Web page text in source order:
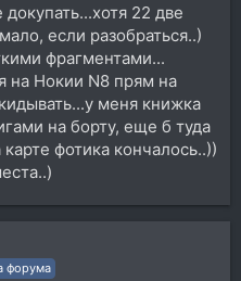
22 две
если разобраться..)
фрагментами...
на Нокии N8 прям на
меня книжка
на борту, еще б туда
фотика кончалось..))
форума